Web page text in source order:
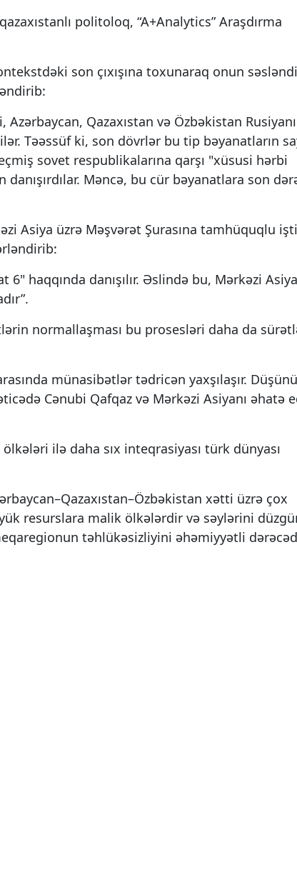
politoloq, “A+Analytics” Araşdırma
son çıxışına toxunaraq onun
Azərbaycan, Qazaxıstan və Özbəkistan
Təəssüf ki, son dövrlər bu tip bəyanatların
sovet respublikalarına qarşı "xüsusi hərbi
danışırdılar. Məncə, bu cür bəyanatlara son
Asiya üzrə Məşvərət Şurasına tamhüquqlu
haqqında danışılır. Əslində bu, Mərkəzi
normallaşması bu prosesləri daha da
münasibətlər tədricən yaxşılaşır.
Cənubi Qafqaz və Mərkəzi Asiyanı əhatə
ilə daha sıx inteqrasiyası türk dünyası
xətti üzrə çox
resurslara malik ölkələrdir və səylərini
təhlükəsizliyini əhəmiyyətli